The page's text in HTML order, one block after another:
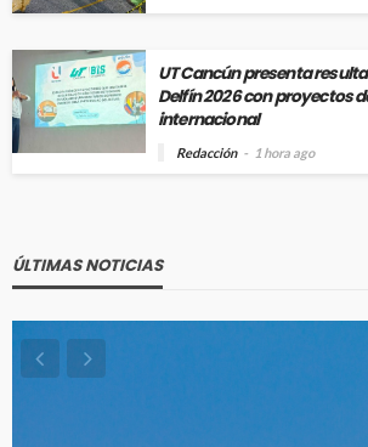
UT Cancún presenta
Delfín 2026 con proyectos
internacional
Redacción 1 hora ago
ÚLTIMAS NOTICIAS